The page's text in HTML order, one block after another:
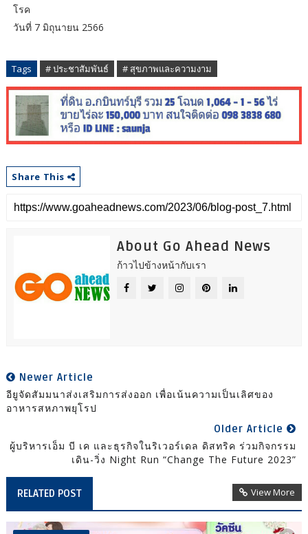
โรค
วันที่ 7 มิถุนายน 2566
Tags # ประชาสัมพันธ์ # สุขภาพและความงาม
Share This
About Go Ahead News
ก้าวไปข้างหน้ากับเรา
Newer Article
อียูจัดสัมมนาส่งเสริมการส่งออก เพื่อเน้นความเป็นเลิศของ
อาหารสหภาพยุโรป
Older Article
ผู้บริหารเอ็ม บี เค และธุรกิจในริเวอร์เดล ดิสทริค ร่วมกิจกรรม
เดิน-วิ่ง Night Run “Change The Future 2023”
RELATED POST View More